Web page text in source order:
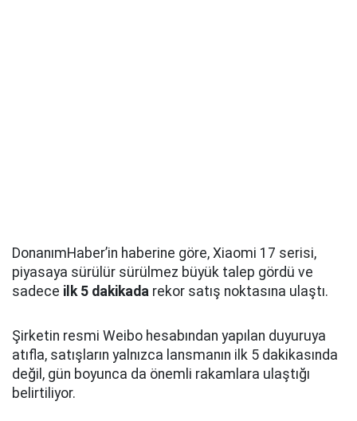
DonanımHaber’in haberine göre, Xiaomi 17 serisi,
piyasaya sürülür sürülmez büyük talep gördü ve
sadece ilk 5 dakikada rekor satış noktasına ulaştı.
Şirketin resmi Weibo hesabından yapılan duyuruya
atıfla, satışların yalnızca lansmanın ilk 5 dakikasında
değil, gün boyunca da önemli rakamlara ulaştığı
belirtiliyor.